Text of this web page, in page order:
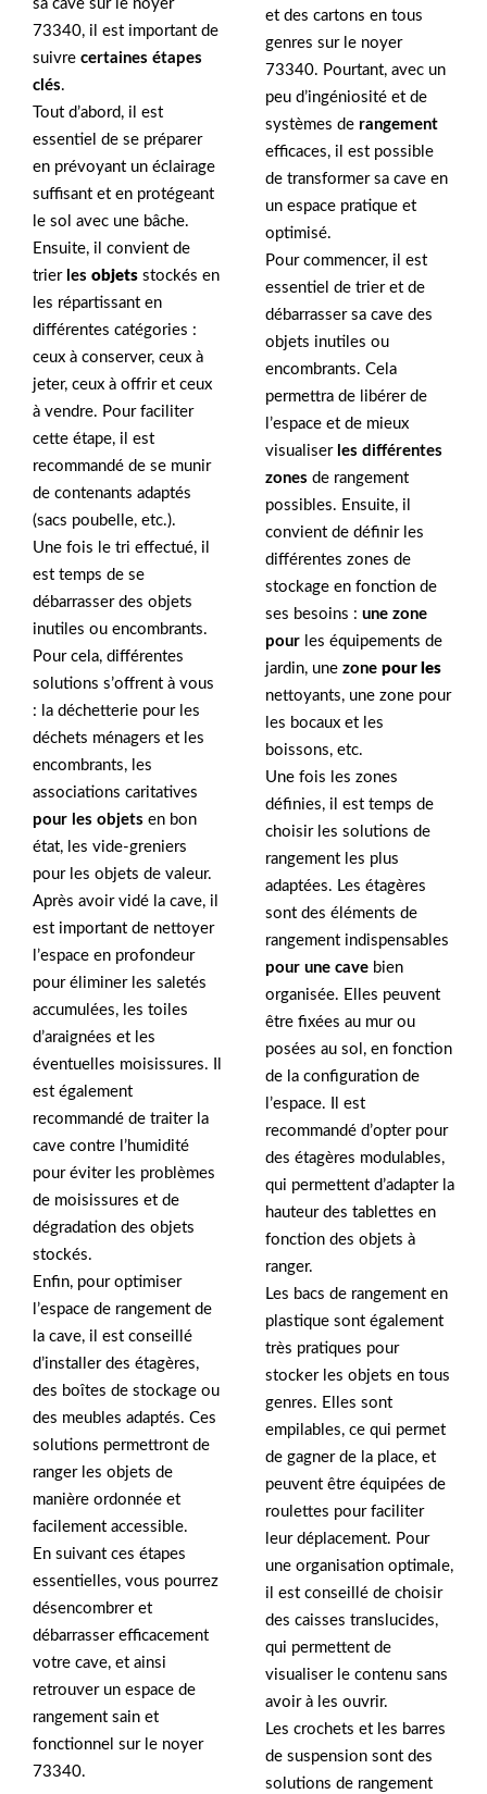
sa cave sur le noyer
73340, il est important de
suivre certaines étapes
clés.
Tout d’abord, il est
essentiel de se préparer
en prévoyant un éclairage
suffisant et en protégeant
le sol avec une bâche.
Ensuite, il convient de
trier les objets stockés en
les répartissant en
différentes catégories :
ceux à conserver, ceux à
jeter, ceux à offrir et ceux
à vendre. Pour faciliter
cette étape, il est
recommandé de se munir
de contenants adaptés
(sacs poubelle, etc.).
Une fois le tri effectué, il
est temps de se
débarrasser des objets
inutiles ou encombrants.
Pour cela, différentes
solutions s’offrent à vous
: la déchetterie pour les
déchets ménagers et les
encombrants, les
associations caritatives
pour les objets en bon
état, les vide-greniers
pour les objets de valeur.
Après avoir vidé la cave, il
est important de nettoyer
l’espace en profondeur
pour éliminer les saletés
accumulées, les toiles
d’araignées et les
éventuelles moisissures. Il
est également
recommandé de traiter la
cave contre l’humidité
pour éviter les problèmes
de moisissures et de
dégradation des objets
stockés.
Enfin, pour optimiser
l’espace de rangement de
la cave, il est conseillé
d’installer des étagères,
des boîtes de stockage ou
des meubles adaptés. Ces
solutions permettront de
ranger les objets de
manière ordonnée et
facilement accessible.
En suivant ces étapes
essentielles, vous pourrez
désencombrer et
débarrasser efficacement
votre cave, et ainsi
retrouver un espace de
rangement sain et
fonctionnel sur le noyer
73340.
et des cartons en tous
genres sur le noyer
73340. Pourtant, avec un
peu d’ingéniosité et de
systèmes de rangement
efficaces, il est possible
de transformer sa cave en
un espace pratique et
optimisé.
Pour commencer, il est
essentiel de trier et de
débarrasser sa cave des
objets inutiles ou
encombrants. Cela
permettra de libérer de
l’espace et de mieux
visualiser les différentes
zones de rangement
possibles. Ensuite, il
convient de définir les
différentes zones de
stockage en fonction de
ses besoins : une zone
pour les équipements de
jardin, une zone pour les
nettoyants, une zone pour
les bocaux et les
boissons, etc.
Une fois les zones
définies, il est temps de
choisir les solutions de
rangement les plus
adaptées. Les étagères
sont des éléments de
rangement indispensables
pour une cave bien
organisée. Elles peuvent
être fixées au mur ou
posées au sol, en fonction
de la configuration de
l’espace. Il est
recommandé d’opter pour
des étagères modulables,
qui permettent d’adapter la
hauteur des tablettes en
fonction des objets à
ranger.
Les bacs de rangement en
plastique sont également
très pratiques pour
stocker les objets en tous
genres. Elles sont
empilables, ce qui permet
de gagner de la place, et
peuvent être équipées de
roulettes pour faciliter
leur déplacement. Pour
une organisation optimale,
il est conseillé de choisir
des caisses translucides,
qui permettent de
visualiser le contenu sans
avoir à les ouvrir.
Les crochets et les barres
de suspension sont des
solutions de rangement